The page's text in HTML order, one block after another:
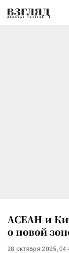
АСЕАН и
о новой
28 октября 2025,